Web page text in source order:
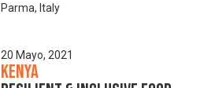
Parma, Italy
20 Mayo, 2021
Kenya